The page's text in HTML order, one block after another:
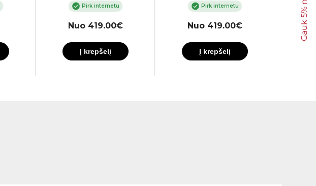
Pirk internetu
Nuo 419.00€
Į krepšelį
Pirk internetu
Nuo 419.00€
Į krepšelį